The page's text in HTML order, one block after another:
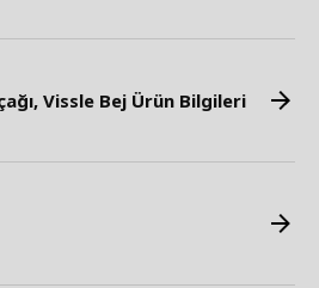
Vissle Bej Ürün Bilgileri